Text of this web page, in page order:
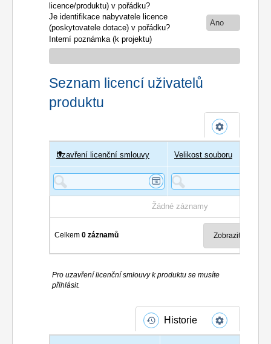
licence/produktu) v pořádku?
Je identifikace nabyvatele licence
(poskytovatele dotace) v pořádku?
Ano
Interní poznámka (k projektu)
Seznam licencí uživatelů
produktu
Uživatel
Uzavření licenční smlouvy Velikost souboru
Žádné záznamy
Celkem0 záznamů
Pro uzavření licenční smlouvy k produktu se musíte
přihlásit.
Historie